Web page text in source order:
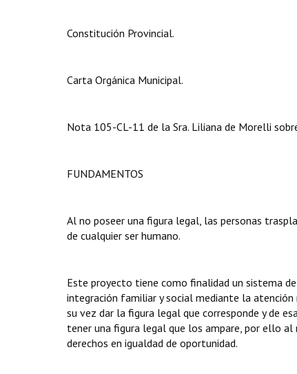
Constitución Provincial.
Carta Orgánica Municipal.
Nota 105-CL-11 de la Sra. Liliana de Morelli
FUNDAMENTOS
Al no poseer una figura legal, las personas
de cualquier ser humano.
Este proyecto tiene como finalidad un sistema
integración familiar y social mediante la atención
su vez dar la figura legal que corresponde y de
tener una figura legal que los ampare, por ello
derechos en igualdad de oportunidad.